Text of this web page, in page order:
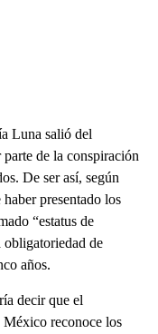
Luna salió del
de la conspiración
De ser así, según
presentado los
“estatus de
de
años.
decir que el
México reconoce los